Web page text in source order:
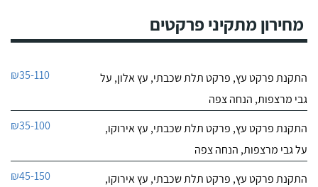
מחירון מתקיני פרקטים
התקנת פרקט עץ, פרקט תלת שכבתי, עץ אלון, על
גבי מרצפות, הנחה צפה
₪35-110
התקנת פרקט עץ, פרקט תלת שכבתי, עץ אירוקו,
על גבי מרצפות, הנחה צפה
₪35-100
התקנת פרקט עץ, פרקט תלת שכבתי, עץ אירוקו,
₪45-150